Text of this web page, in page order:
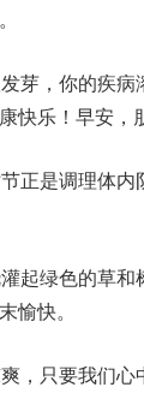
芽，你的疾
快乐！早安，
正是调理体
起绿色的草
愉快。
，只要我们